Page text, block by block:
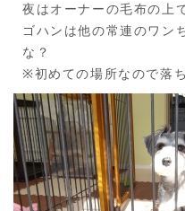
夜はオーナーの毛布の上
ゴハンは他の常連のワン
な？
※初めての場所なので落